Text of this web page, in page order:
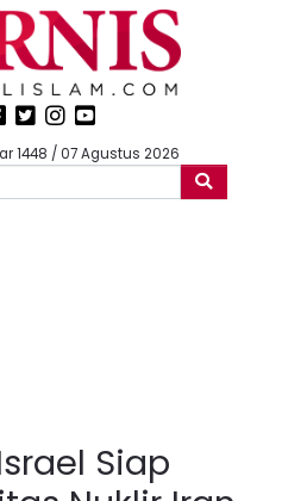
1448 / 07 Agustus 2026
Siap